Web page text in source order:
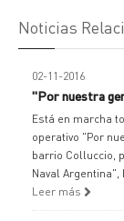
Noticias
02-11-2016
"Por nuestra
Está en marcha
operativo "Por
barrio Colluccio,
Naval
Leer más